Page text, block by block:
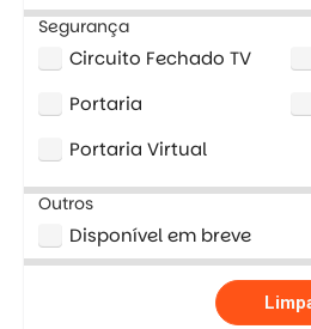
Segurança
Circuito Fechado TV
Portaria
Portaria Virtual
Outros
Disponível em breve